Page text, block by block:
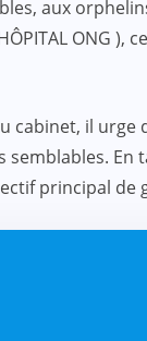
aux
HÔPITAL ONG
cabinet, il
principal de